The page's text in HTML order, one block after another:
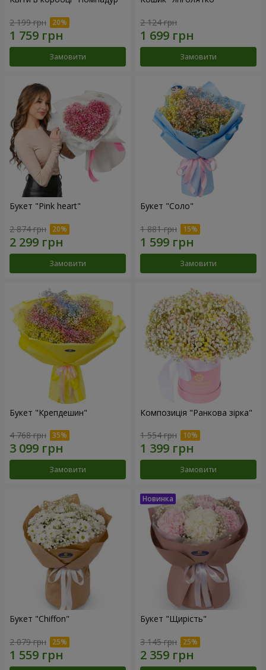
2 199 грн
Замовити
2 124 грн
Замовити
Букет "Pink heart"
2 874 грн
Замовити
Букет "Соло"
1 881 грн
Замовити
Букет "Крепдешин"
4 768 грн
Замовити
Композиція "Ранкова зірка"
1 554 грн
Замовити
Букет "Chiffon"
2 079 грн
Букет "Щирість"
3 145 грн